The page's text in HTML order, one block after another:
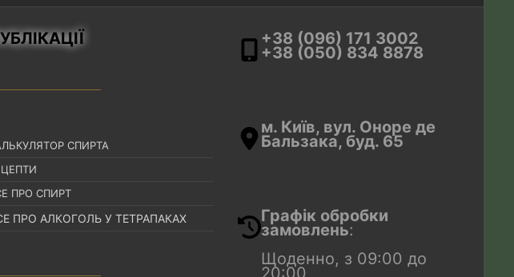
СПИРТА
ПРО СПИРТ
ПРО АЛКОГОЛЬ У ТЕТРАПАКАХ
+38 (096) 171 3002
+38 (050) 834 8878
м. Київ, вул. Оноре де
Бальзака, буд. 65
Графік обробки
замовлень:
Щоденно, з 09:00 до
20:00